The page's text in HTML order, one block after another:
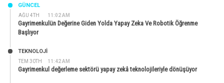
AĞU 4TH 11:02 AM
GÜNCEL
Gayrimenkulün Değerine Giden Yolda Yapay Zeka Ve Robotik Öğrenme
Başlıyor
TEM 30TH 11:42 AM
TEKNOLOJİ
Gayrimenkul değerleme sektörü yapay zekâ teknolojileriyle dönüşüyor